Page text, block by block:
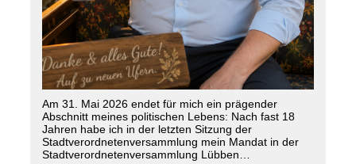
Am 31. Mai 2026 endet für mich ein prägender
Abschnitt meines politischen Lebens: Nach fast 18
Jahren habe ich in der letzten Sitzung der
Stadtverordnetenversammlung mein Mandat in der
Stadtverordnetenversammlung Lübben